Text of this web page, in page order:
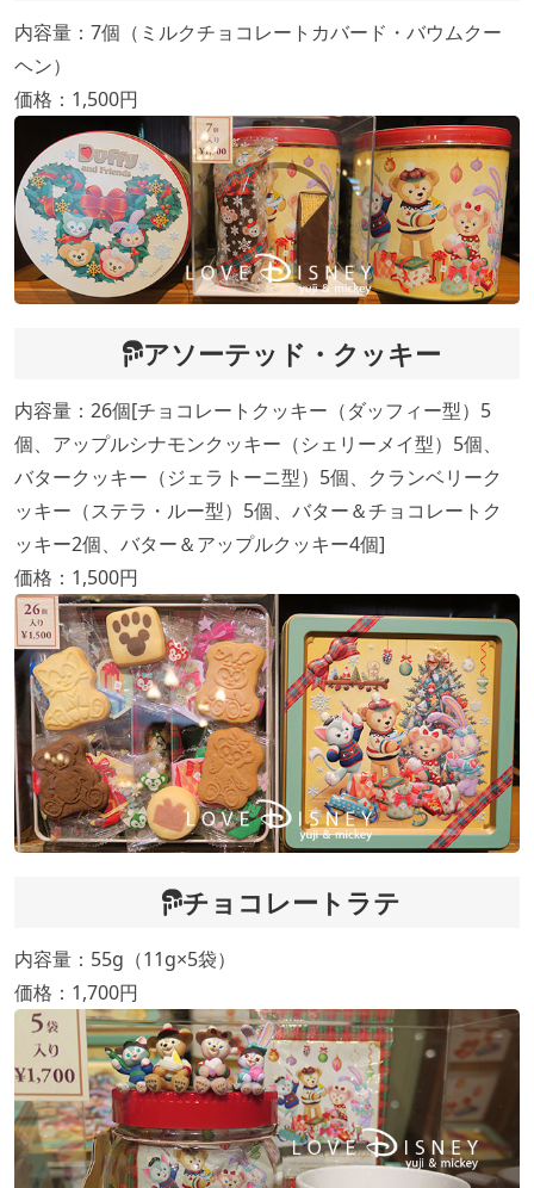
内容量：7個（ミルクチョコレートカバード・バウムクー
ヘン）
価格：1,500円
アソーテッド・クッキー
内容量：26個[チョコレートクッキー（ダッフィー型）5
個、アップルシナモンクッキー（シェリーメイ型）5個、
バタークッキー（ジェラトーニ型）5個、クランベリーク
ッキー（ステラ・ルー型）5個、バター＆チョコレートク
ッキー2個、バター＆アップルクッキー4個]
価格：1,500円
チョコレートラテ
内容量：55g（11g×5袋）
価格：1,700円